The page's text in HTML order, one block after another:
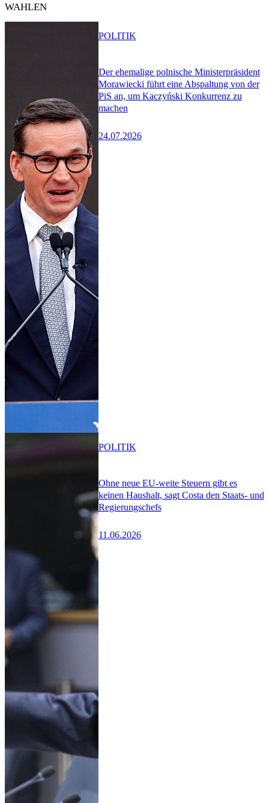
WAHLEN
Der ehemalige polnische Ministerpräsident
Morawiecki führt eine Abspaltung von der
PiS an, um Kaczyński Konkurrenz zu
machen
24.07.2026
POLITIK
Ohne neue EU-weite Steuern gibt es
keinen Haushalt, sagt Costa den Staats- und
Regierungschefs
11.06.2026
POLITIK